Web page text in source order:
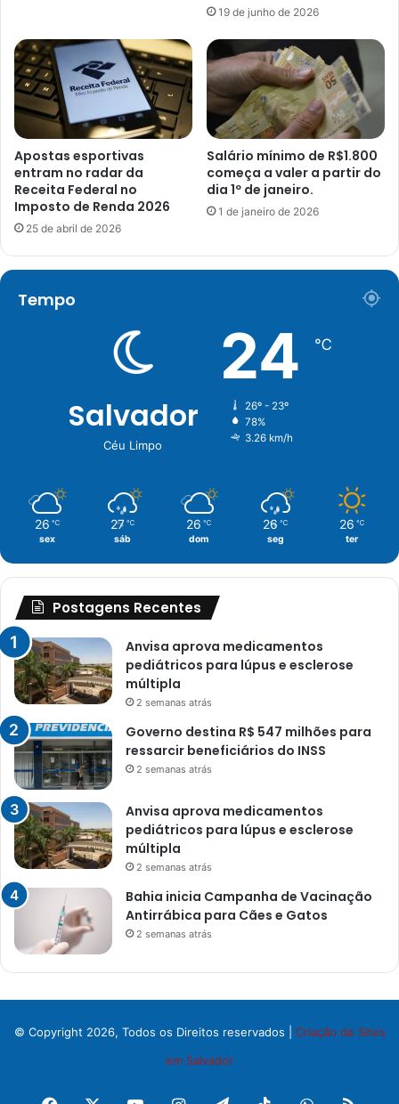
19 de junho de 2026
Apostas esportivas
entram no radar da
Receita Federal no
Imposto de Renda 2026
25 de abril de 2026
Salário mínimo de R$1.800
começa a valer a partir do
dia 1º de janeiro.
1 de janeiro de 2026
Tempo
Salvador
Céu Limpo
24 ℃
26º - 23º
78%
3.26 km/h
26 ℃
sex
27 ℃
sáb
26 ℃
dom
26 ℃
seg
26 ℃
ter
Postagens Recentes
Anvisa aprova medicamentos
pediátricos para lúpus e esclerose
múltipla
2 semanas atrás
Governo destina R$ 547 milhões para
ressarcir beneficiários do INSS
2 semanas atrás
Anvisa aprova medicamentos
pediátricos para lúpus e esclerose
múltipla
2 semanas atrás
Bahia inicia Campanha de Vacinação
Antirrábica para Cães e Gatos
2 semanas atrás
© Copyright 2026, Todos os Direitos reservados | Criação de Sites
em Salvador